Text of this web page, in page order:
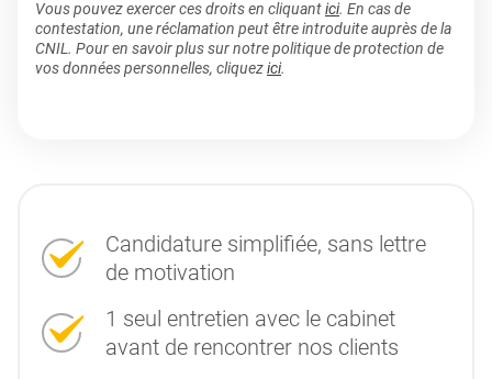
Vous pouvez exercer ces droits en cliquantici. En cas de
contestation, une réclamation peut être introduite auprès de la
CNIL. Pour en savoir plus sur notre politique de protection de
vos données personnelles, cliquezici.
Candidature simplifiée, sans lettre
de motivation
1 seul entretien avec le cabinet
avant de rencontrer nos clients